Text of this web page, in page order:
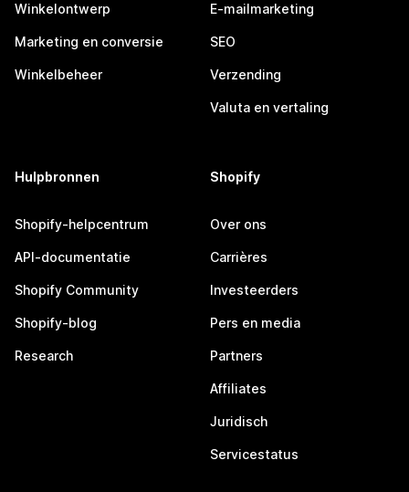
Winkelontwerp
Marketing en conversie
Winkelbeheer
E-mailmarketing
SEO
Verzending
Valuta en vertaling
Hulpbronnen
Shopify-helpcentrum
API-documentatie
Shopify Community
Shopify-blog
Research
Shopify
Over ons
Carrières
Investeerders
Pers en media
Partners
Affiliates
Juridisch
Servicestatus